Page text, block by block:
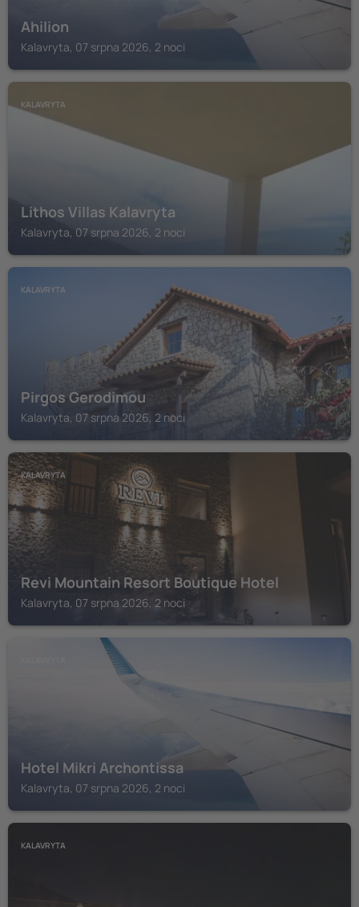
Ahilion
Kalavryta, 07 srpna 2026, 2 noci
KALAVRYTA
Lithos Villas Kalavryta
Kalavryta, 07 srpna 2026, 2 noci
KALAVRYTA
Pirgos Gerodimou
Kalavryta, 07 srpna 2026, 2 noci
KALAVRYTA
Revi Mountain Resort Boutique Hotel
Kalavryta, 07 srpna 2026, 2 noci
Hotel Mikri Archontissa
Kalavryta, 07 srpna 2026, 2 noci
KALAVRYTA